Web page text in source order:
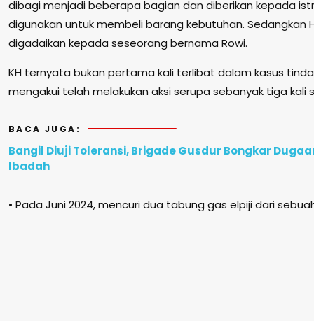
dibagi menjadi beberapa bagian dan diberikan kepada
digunakan untuk membeli barang kebutuhan. Sedangkan
digadaikan kepada seseorang bernama Rowi.
KH ternyata bukan pertama kali terlibat dalam kasus
mengakui telah melakukan aksi serupa sebanyak tiga kali
BACA JUGA:
Bangil Diuji Toleransi, Brigade Gusdur Bongkar
Ibadah
• Pada Juni 2024, mencuri dua tabung gas elpiji dari